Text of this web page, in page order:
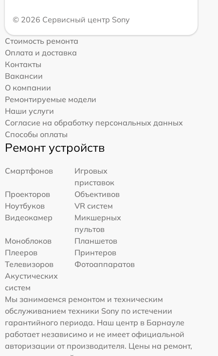
© 2026 Сервисный центр Sony
Стоимость ремонта
Оплата и доставка
Контакты
Вакансии
О компании
Ремонтируемые модели
Наши услуги
Согласие на обработку персональных данных
Способы оплаты
Ремонт устройств
Смартфонов
Игровых
приставок
Проекторов
Объективов
Ноутбуков
VR систем
Видеокамер
Микшерных
пультов
Моноблоков
Планшетов
Плееров
Принтеров
Телевизоров
Фотоаппаратов
Акустических
систем
Мы занимаемся ремонтом и техническим
обслуживанием техники Sony по истечении
гарантийного периода. Наш центр в Барнауле
работает независимо и не имеет официальной
авторизации от производителя. Цены на ремонт,